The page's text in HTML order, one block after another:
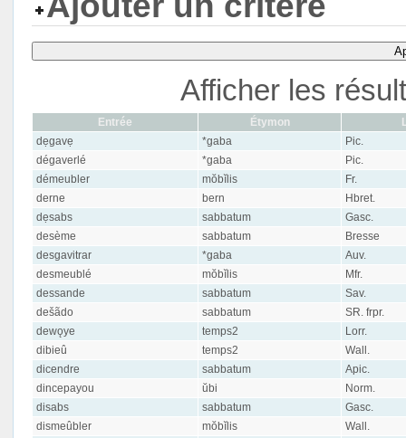
Afficher les
Entrée Étymon
dẹgavẹ
*gaba
Pic.
dégaverlé
*gaba
Pic.
démeubler
mŏbĭlis
Fr.
derne
bern
Hbret.
dẹsabs
sabbatum
Gasc.
desème
sabbatum
Bresse
desgavitrar
*gaba
Auv.
desmeublé
mŏbĭlis
Mfr.
dessande
sabbatum
Sav.
dešãdo
sabbatum
SR. frpr.
dewǫye
temps2
Lorr.
dibieû
temps2
Wall.
dicendre
sabbatum
Apic.
dincepayou
ŭbi
Norm.
disabs
sabbatum
Gasc.
dismeûbler
mŏbĭlis
Wall.